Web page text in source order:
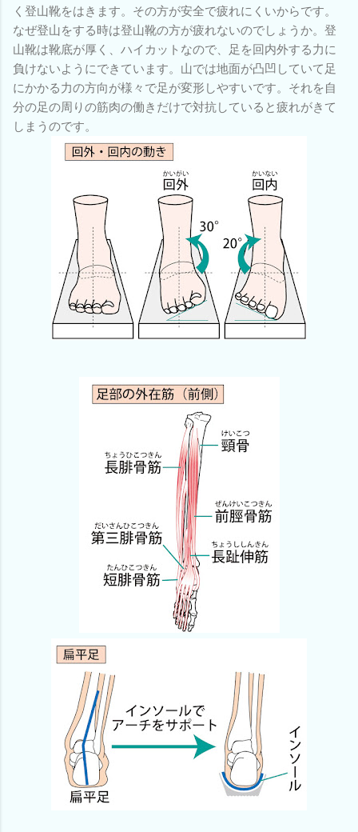
く登山靴をはきます。その方が安全で疲れにくいからです。
なぜ登山をする時は登山靴の方が疲れないのでしょうか。登
山靴は靴底が厚く、ハイカットなので、足を回内外する力に
負けないようにできています。山では地面が凸凹していて足
にかかる力の方向が様々で足が変形しやすいです。それを自
分の足の周りの筋肉の働きだけで対抗していると疲れがきて
しまうのです。